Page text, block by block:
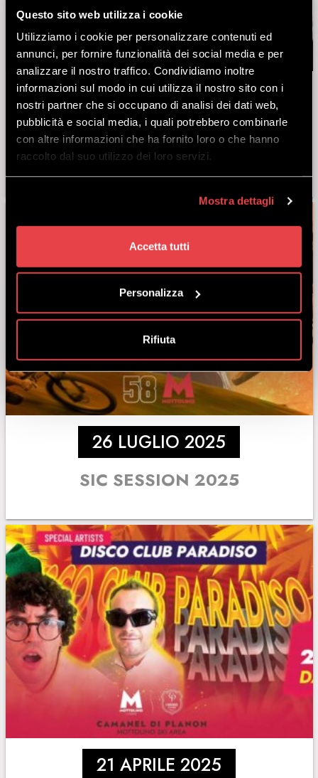
Questo sito web utilizza i cookie
Utilizziamo i cookie per personalizzare contenuti ed
annunci, per fornire funzionalità dei social media e per
analizzare il nostro traffico. Condividiamo inoltre
informazioni sul modo in cui utilizza il nostro sito con i
nostri partner che si occupano di analisi dei dati web,
pubblicità e social media, i quali potrebbero combinarle
con altre informazioni che ha fornito loro o che hanno
raccolto dal suo utilizzo dei loro servizi.
Mostra dettagli
Accetta tutti
Personalizza
Rifiuta
16 AGOSTO 2025
MOTTOLINO RIDE & STYLE
SERIES
26 LUGLIO 2025
SIC SESSION 2025
21 APRILE 2025